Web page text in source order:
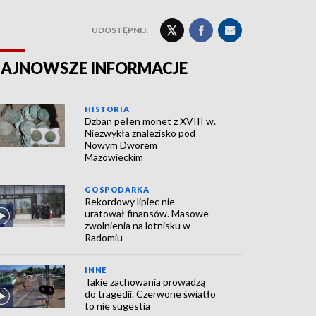
UDOSTĘPNIJ:
INFORMACJE
HISTORIA
Dzban pełen monet z XVIII w.
Niezwykła znalezisko pod
Nowym Dworem
Mazowieckim
GOSPODARKA
Rekordowy lipiec nie
uratował finansów. Masowe
zwolnienia na lotnisku w
Radomiu
INNE
Takie zachowania prowadzą
do tragedii. Czerwone światło
to nie sugestia